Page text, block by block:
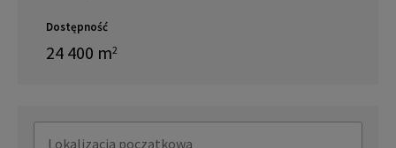
Dostępność
24 400 m2